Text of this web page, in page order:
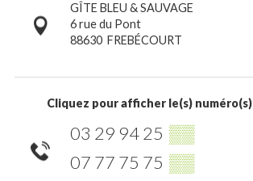
GÎTE BLEU & SAUVAGE
6 rue du Pont
88630 FREBÉCOURT
Cliquez pour afficher le(s) numéro(s)
03 29 94 25 ▒▒
07 77 75 75 ▒▒